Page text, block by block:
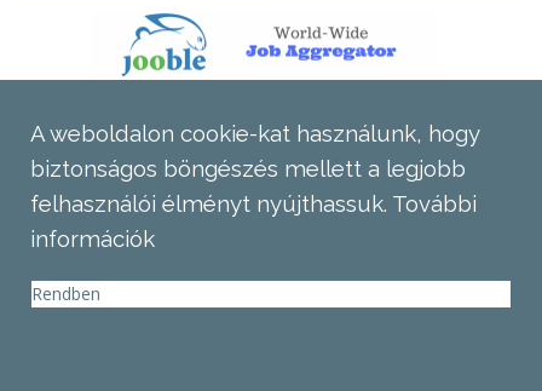
A weboldalon cookie-kat használunk, hogy
biztonságos böngészés mellett a legjobb
felhasználói élményt nyújthassuk. További
információk
Rendben